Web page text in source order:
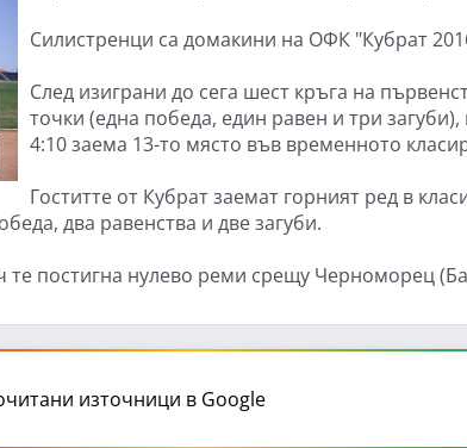
Силистренци са домакини на ОФК "Кубрат
След изиграни до сега шест кръга на
точки (една победа, един равен и три загуби),
4:10 заема 13-то място във временното
Гоститте от Кубрат заемат горният ред в
два равенства и две загуби.
те постигна нулево реми срещу Черноморец
източници в Google